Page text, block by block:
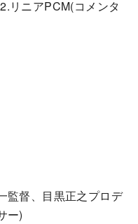
リニアPCM(コメンタ
監督、目黒正之プロデ
ー)